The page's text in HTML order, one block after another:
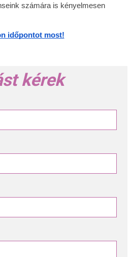
számára is kényelmesen
időpontot most!
kérek